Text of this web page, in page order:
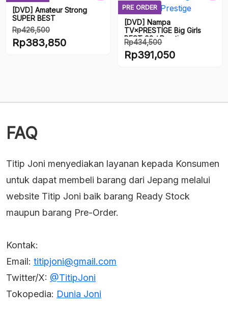
Rp606,600.
adalah:
Rp310,950.
[DVD] Amateur Strong
SUPER BEST
Rp426,500
Harga
Rp383,850
Rp383,850.
PRE ORDER
[DVD] Nampa
TV×PRESTIGE Big Girls
BEST 02 / Prestige
Rp434,500
Harga
Rp391,050
adalah:
FAQ
Titip Joni menyediakan layanan kepada Konsumen
untuk dapat membeli barang dari Jepang melalui
website Titip Joni baik barang Ready Stock
maupun barang Pre-Order.
Kontak:
Email: titipjoni@gmail.com
Twitter/X: @TitipJoni
Tokopedia: Dunia Joni